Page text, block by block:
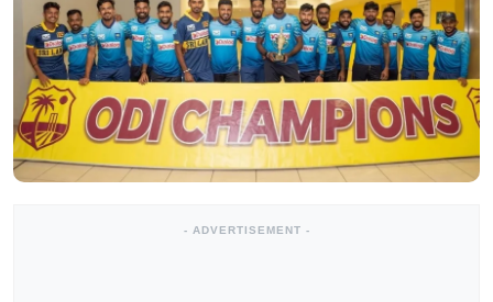
- ADVERTISEMENT -